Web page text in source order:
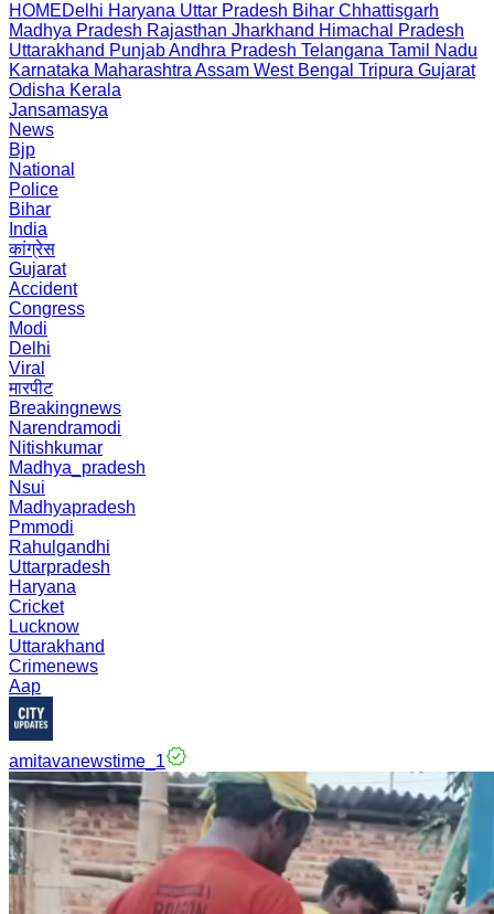
HOMEDelhi Haryana Uttar Pradesh Bihar Chhattisgarh
Madhya Pradesh Rajasthan Jharkhand Himachal Pradesh
Uttarakhand PunjabAndhra Pradesh Telangana Tamil Nadu
Karnataka Maharashtra Assam West Bengal Tripura Gujarat
Odisha Kerala
Jansamasya
News
Bjp
National
Police
Bihar
India
कांग्रेस
Gujarat
Accident
Congress
Modi
Delhi
Viral
मारपीट
Breakingnews
Narendramodi
Nitishkumar
Madhya_pradesh
Nsui
Madhyapradesh
Pmmodi
Rahulgandhi
Uttarpradesh
Haryana
Cricket
Lucknow
Uttarakhand
Crimenews
Aap
amitavanewstime_1